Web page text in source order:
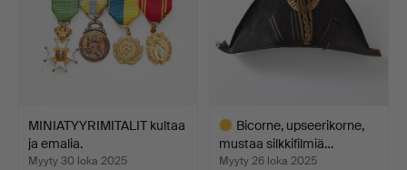
MINIATYYRIMITALIT kultaa
ja emalia.
Myyty 30 loka 2025
Bicorne, upseerikorne,
mustaa silkkifilmiä…
Myyty 26 loka 2025